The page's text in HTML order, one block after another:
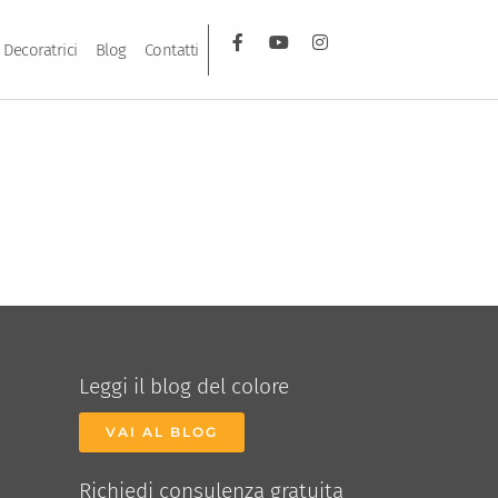
Decoratrici Blog Contatti
Leggi il blog del colore
VAI AL BLOG
Richiedi consulenza gratuita